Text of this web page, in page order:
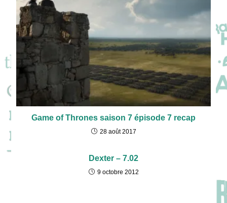
Game of Thrones saison 7 épisode 7 recap
28 août 2017
Dexter – 7.02
9 octobre 2012